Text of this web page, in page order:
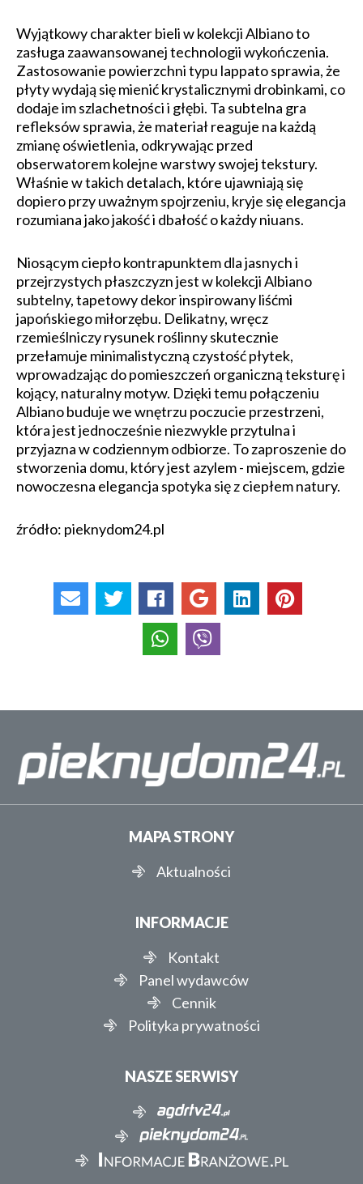
Wyjątkowy charakter bieli w kolekcji Albiano to
zasługa zaawansowanej technologii wykończenia.
Zastosowanie powierzchni typu lappato sprawia, że
płyty wydają się mienić krystalicznymi drobinkami, co
dodaje im szlachetności i głębi. Ta subtelna gra
refleksów sprawia, że materiał reaguje na każdą
zmianę oświetlenia, odkrywając przed
obserwatorem kolejne warstwy swojej tekstury.
Właśnie w takich detalach, które ujawniają się
dopiero przy uważnym spojrzeniu, kryje się elegancja
rozumiana jako jakość i dbałość o każdy niuans.
Niosącym ciepło kontrapunktem dla jasnych i
przejrzystych płaszczyzn jest w kolekcji Albiano
subtelny, tapetowy dekor inspirowany liśćmi
japońskiego miłorzębu. Delikatny, wręcz
rzemieślniczy rysunek roślinny skutecznie
przełamuje minimalistyczną czystość płytek,
wprowadzając do pomieszczeń organiczną teksturę i
kojący, naturalny motyw. Dzięki temu połączeniu
Albiano buduje we wnętrzu poczucie przestrzeni,
która jest jednocześnie niezwykle przytulna i
przyjazna w codziennym odbiorze. To zaproszenie do
stworzenia domu, który jest azylem - miejscem, gdzie
nowoczesna elegancja spotyka się z ciepłem natury.
źródło: pieknydom24.pl
MAPA STRONY
Aktualności
INFORMACJE
Kontakt
Panel wydawców
Cennik
Polityka prywatności
NASZE SERWISY